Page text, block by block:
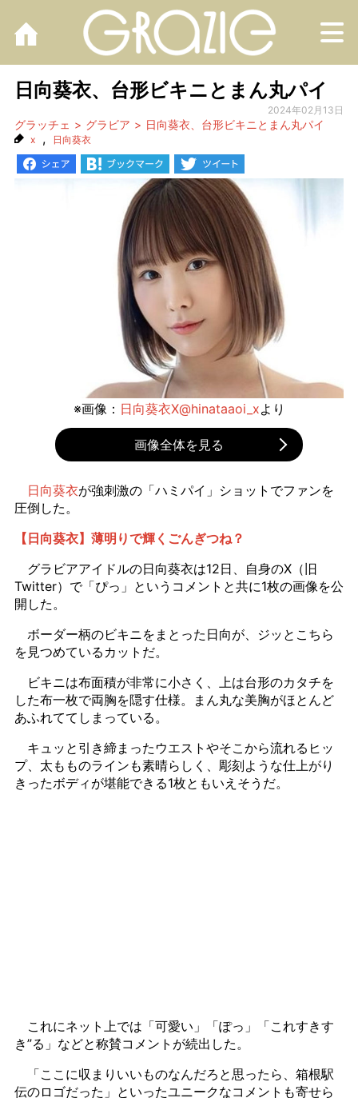
日向葵衣、台形ビキニとまん丸パイ
2024年02月13日
グラッチェ グラビア 日向葵衣、台形ビキニとまん丸パイ
x , 日向葵衣
※画像： 日向葵衣X@hinataaoi_xより
画像全体を見る
日向葵衣が強刺激の「ハミパイ」ショットでファンを
圧倒した。
【日向葵衣】薄明りで輝くごんぎつね？
グラビアアイドルの日向葵衣は12日、自身のX（旧
Twitter）で「ぴっ」というコメントと共に1枚の画像を公
開した。
ボーダー柄のビキニをまとった日向が、ジッとこちら
を見つめているカットだ。
ビキニは布面積が非常に小さく、上は台形のカタチを
した布一枚で両胸を隠す仕様。まん丸な美胸がほとんど
あふれててしまっている。
キュッと引き締まったウエストやそこから流れるヒッ
プ、太もものラインも素晴らしく、彫刻ような仕上がり
きったボディが堪能できる1枚ともいえそうだ。
これにネット上では「可愛い」「ぽっ」「これすきす
き”る」などと称賛コメントが続出した。
「ここに収まりいいものなんだろと思ったら、箱根駅
伝のロゴだった」といったユニークなコメントも寄せら